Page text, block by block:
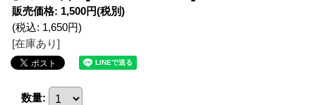
販売価格: 1,500円(税別)
(税込: 1,650円)
[在庫あり]
数量: